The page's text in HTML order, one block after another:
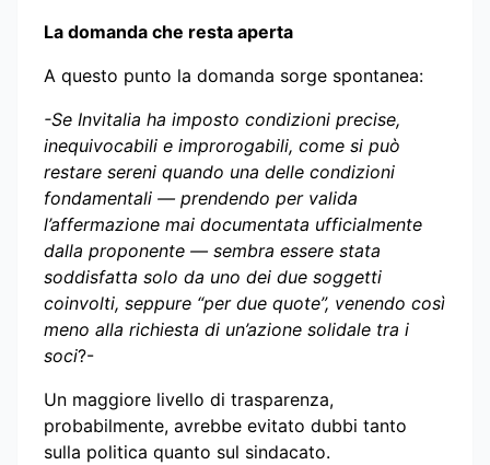
La domanda che resta aperta
A questo punto la domanda sorge spontanea:
-Se Invitalia ha imposto condizioni precise,
inequivocabili e improrogabili, come si può
restare sereni quando una delle condizioni
fondamentali — prendendo per valida
l’affermazione mai documentata ufficialmente
dalla proponente — sembra essere stata
soddisfatta solo da uno dei due soggetti
coinvolti, seppure “per due quote”, venendo così
meno alla richiesta di un’azione solidale tra i
soci?-
Un maggiore livello di trasparenza,
probabilmente, avrebbe evitato dubbi tanto
sulla politica quanto sul sindacato.